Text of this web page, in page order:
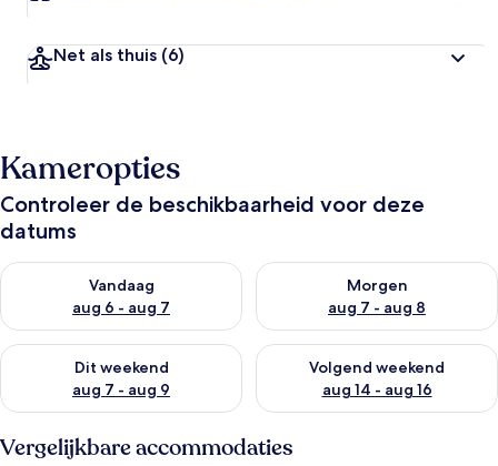
Net als thuis (6)
Kameropties
Controleer de beschikbaarheid voor deze
datums
Vandaag
aug 6 - aug 7
De beschikbaarheid controleren voor vanavond aug 6 - aug 7
Morgen
aug 7 - aug 8
De beschikbaarheid
Dit weekend
aug 7 - aug 9
De beschikbaarheid controleren voor dit weekend aug 7 -
Volgend weekend
aug 14 - aug 16
De beschikbaarheid
Vergelijkbare accommodaties